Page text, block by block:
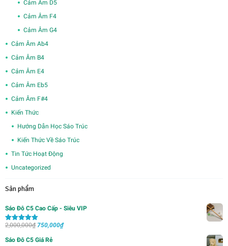
Cảm Âm D5
Cảm Âm F4
Cảm Âm G4
Cảm Âm Ab4
Cảm Âm B4
Cảm Âm E4
Cảm Âm Eb5
Cảm Âm F#4
Kiến Thức
Hướng Dẫn Học Sáo Trúc
Kiến Thức Về Sáo Trúc
Tin Tức Hoạt Động
Uncategorized
Sản phẩm
Sáo Đô C5 Cao Cấp - Siêu VIP
Được xếp
sao
2,000,000₫ Giá
750,000₫Giá
Sáo Đô C5 Giá Rẻ